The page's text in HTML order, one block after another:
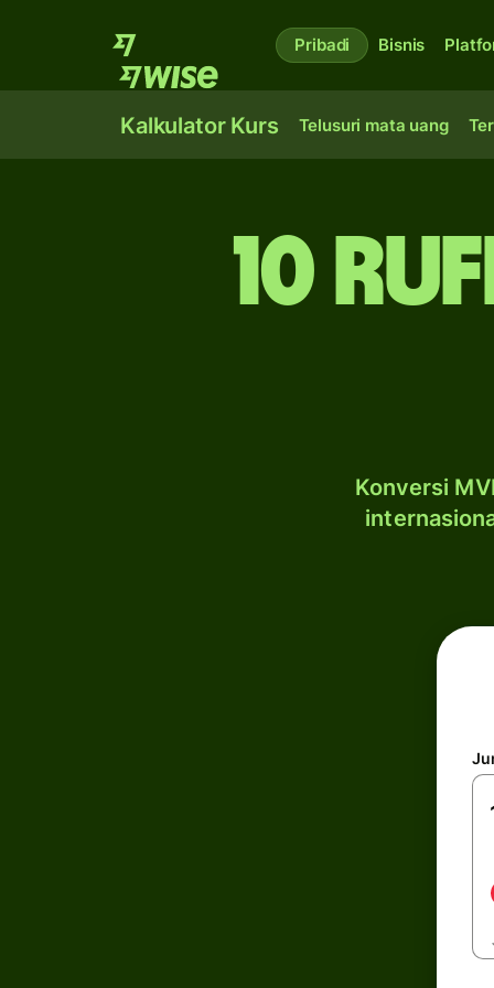
Pribadi Bisnis
Kalkulator Kurs Telusuri mata uang
10
Konversi